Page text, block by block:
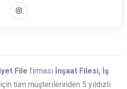
File firması İnşaat Filesi, İş
tüm müşterilerinden 5 yıldızlı